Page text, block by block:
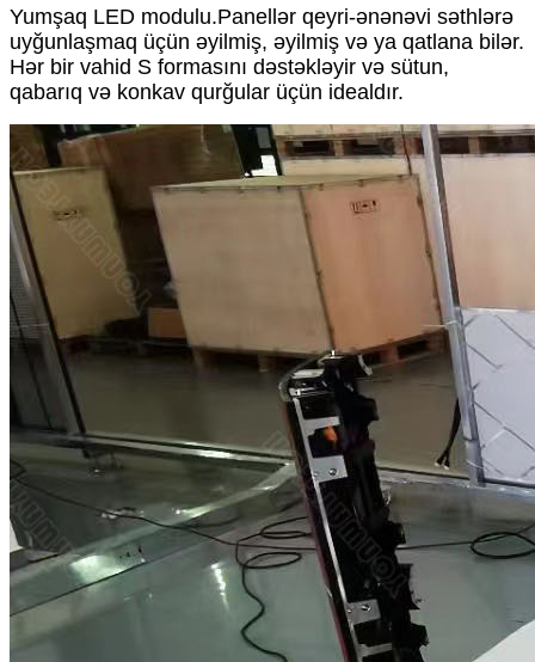
Yumşaq LED modulu.Panellər qeyri-ənənəvi səthlərə
uyğunlaşmaq üçün əyilmiş, əyilmiş və ya qatlana bilər.
Hər bir vahid S formasını dəstəkləyir və sütun,
qabarıq və konkav qurğular üçün idealdır.